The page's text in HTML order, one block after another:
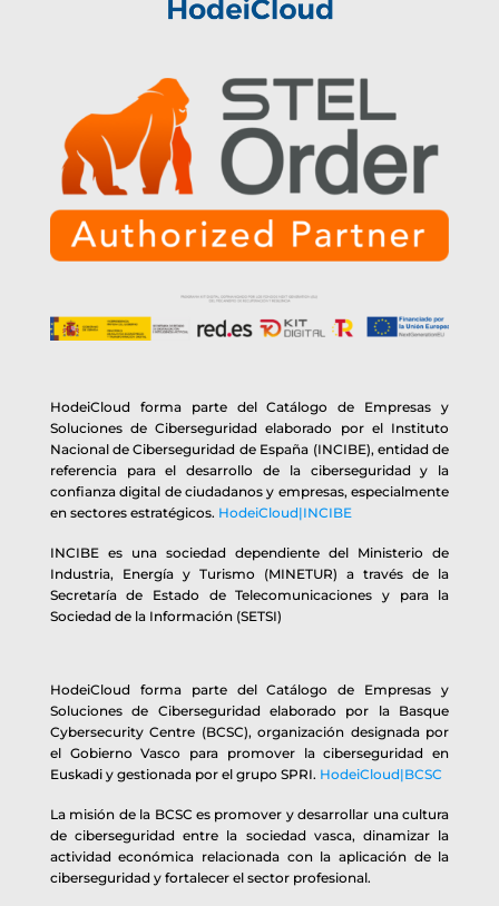
HodeiCloud forma parte del Catálogo de Empresas y
Soluciones de Ciberseguridad elaborado por el Instituto
Nacional de Ciberseguridad de España (INCIBE), entidad de
referencia para el desarrollo de la ciberseguridad y la
confianza digital de ciudadanos y empresas, especialmente
en sectores estratégicos. HodeiCloud|INCIBE
INCIBE es una sociedad dependiente del Ministerio de
Industria, Energía y Turismo (MINETUR) a través de la
Secretaría de Estado de Telecomunicaciones y para la
Sociedad de la Información (SETSI)
HodeiCloud forma parte del Catálogo de Empresas y
Soluciones de Ciberseguridad elaborado por la Basque
Cybersecurity Centre (BCSC), organización designada por
el Gobierno Vasco para promover la ciberseguridad en
Euskadi y gestionada por el grupo SPRI. HodeiCloud|BCSC
La misión de la BCSC es promover y desarrollar una cultura
de ciberseguridad entre la sociedad vasca, dinamizar la
actividad económica relacionada con la aplicación de la
ciberseguridad y fortalecer el sector profesional.